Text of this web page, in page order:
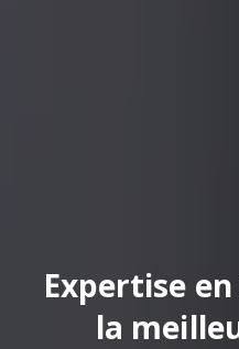
Expertise
la